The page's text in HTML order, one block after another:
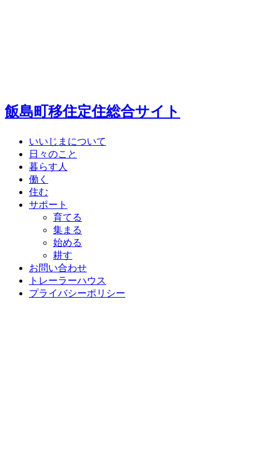
飯島町移住定住総合サイト
いいじまについて
日々のこと
暮らす人
働く
住む
サポート
育てる
集まる
始める
耕す
お問い合わせ
トレーラーハウス
プライバシーポリシー